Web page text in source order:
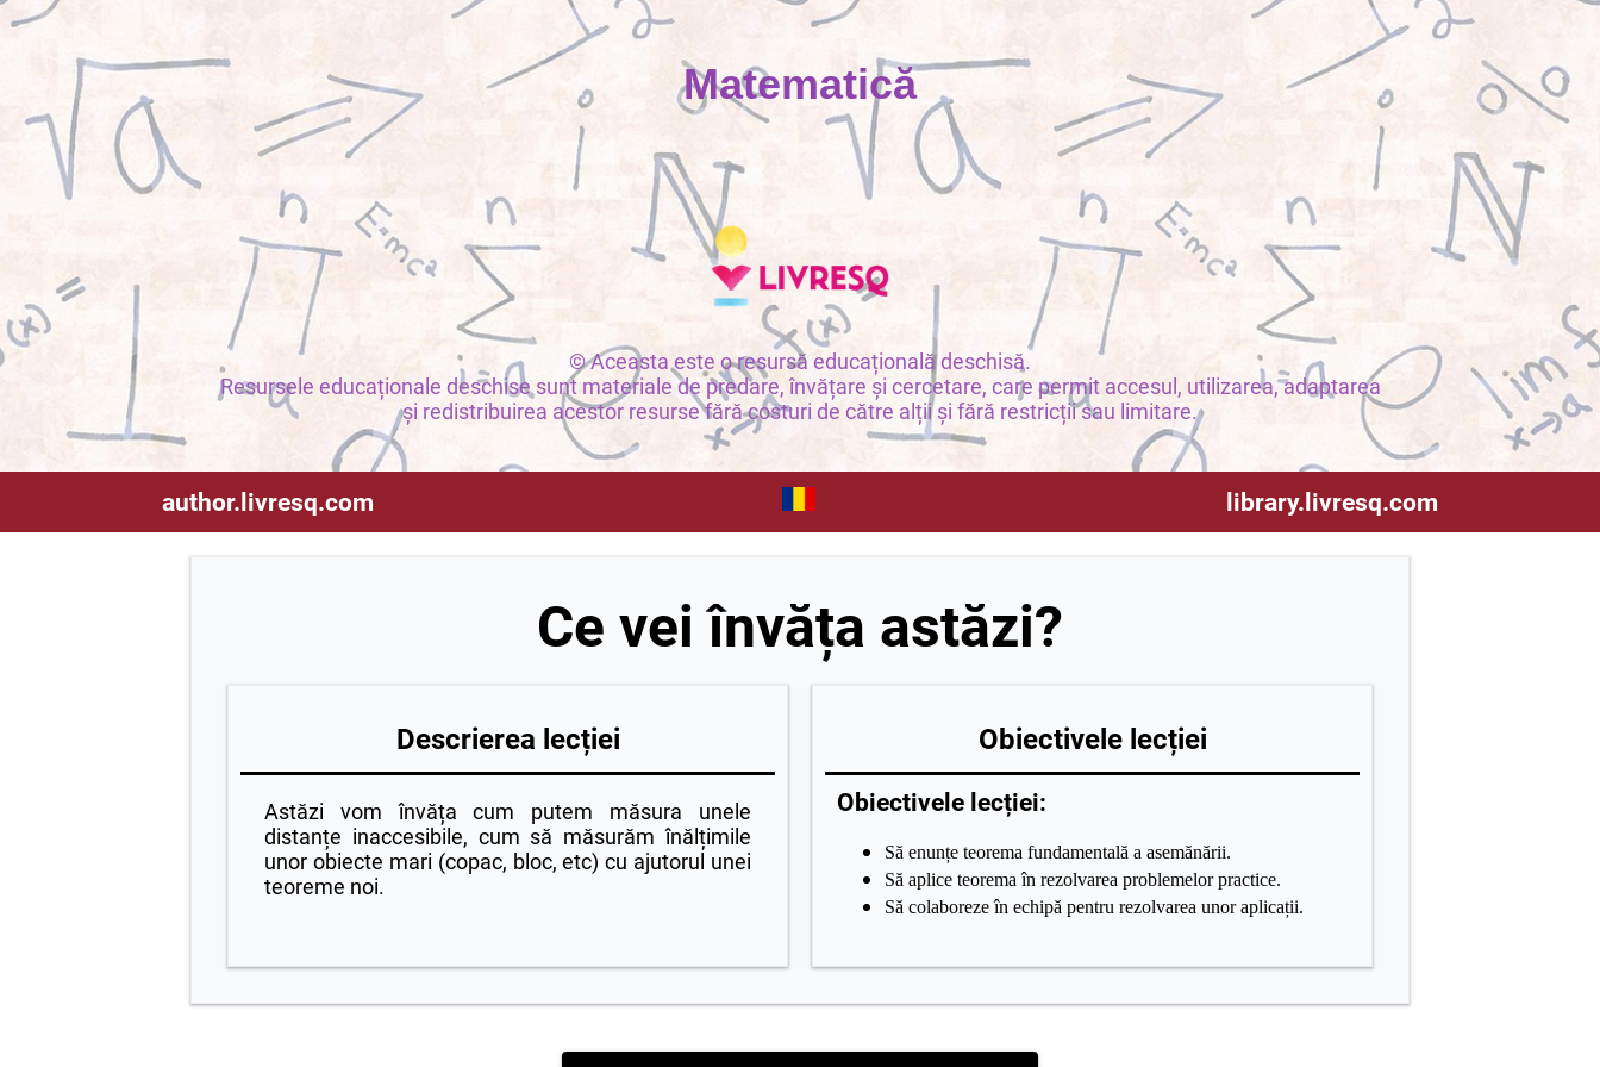
Matematică
© Aceasta este o resursă educațională deschisă.
Resursele educaționale deschise sunt materiale de predare, învățare și cercetare, care permit accesul, utilizarea, adaptarea
și redistribuirea acestor resurse fără costuri de către alții și fără restricții sau limitare.
author.livresq.com library.livresq.com
Ce vei învăța astăzi?
Descrierea lecției
Astăzi vom învăța cum putem măsura unele
distanțe inaccesibile, cum să măsurăm înălțimile
unor obiecte mari (copac, bloc, etc) cu ajutorul unei
teoreme noi.
Obiectivele lecției
Obiectivele lecției:
Să enunțe teorema fundamentală a asemănării.
Să aplice teorema în rezolvarea problemelor practice.
Să colaboreze în echipă pentru rezolvarea unor aplicații.